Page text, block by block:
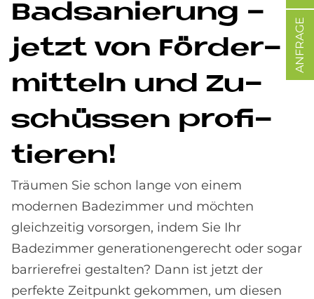
Bad­sa­nie­rung -
jet­zt von För­der­
mit­teln und Zu­
schüs­sen pro­fi­
tie­ren!
Träumen Sie schon lange von einem
modernen Badezimmer und möchten
gleichzeitig vorsorgen, indem Sie Ihr
Badezimmer generationengerecht oder sogar
barrierefrei gestalten? Dann ist jetzt der
perfekte Zeitpunkt gekommen, um diesen
ANFRAGE